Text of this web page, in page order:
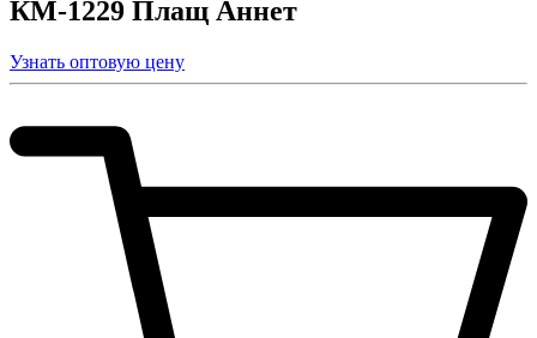
КМ-1229 Плащ Аннет
Узнать оптовую цену